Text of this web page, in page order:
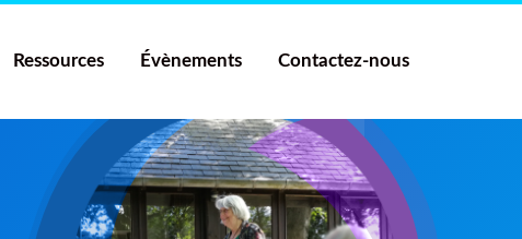
Ressources Évènements Contactez-nous